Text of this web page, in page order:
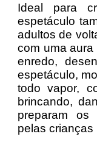
Ideal para
espetáculo
adultos de
com uma
enredo,
espetáculo,
todo vapor,
brincando,
preparam os
pelas crianças